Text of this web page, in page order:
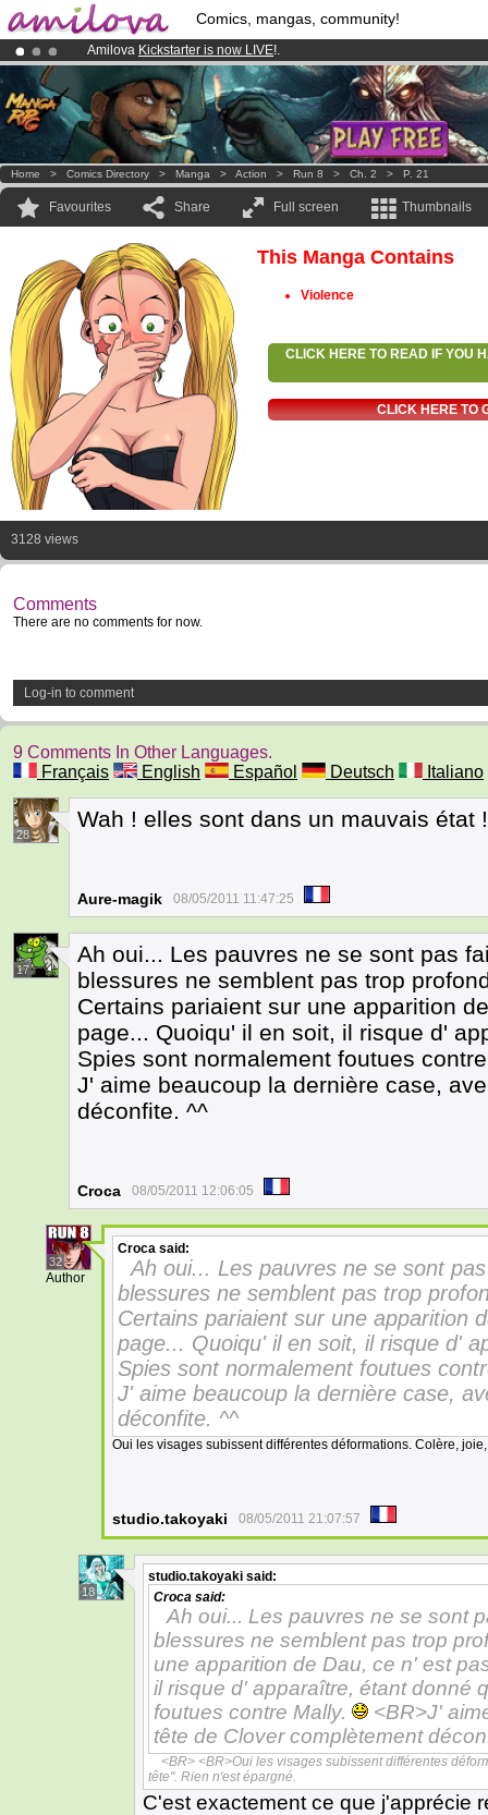
Comics, mangas, community!
Amilova Kickstarter is now LIVE!.
Already 100000membersand 1000comics & mangas!.
Premium membership from3.95 euros per month !Get membership
Home > Comics Directory > Manga > Action > Run 8 > Ch. 2 > P. 21
Favourites Share Full screen Thumbnails
This Manga Contains
Violence
CLICK HERE TO READ IF YOU
CLICK HERE TO
3128 views
Comments
There are no comments for now.
Log-in to comment
9 Comments In Other Languages.
Français
English Español Deutsch Italiano
28
Wah ! elles sont dans un mauvais état
Aure-magik 08/05/2011 11:47:25
17
Ah oui... Les pauvres ne se sont pas
blessures ne semblent pas trop
Certains pariaient sur une apparition
page... Quoiqu' il en soit, il risque d'
Spies sont normalement foutues
J' aime beaucoup la dernière case,
déconfite. ^^
Croca 08/05/2011 12:06:05
32
Author
Croca said:
Ah oui... Les pauvres ne se sont
blessures ne semblent pas trop
Certains pariaient sur une apparition
page... Quoiqu' il en soit, il risque d'
Spies sont normalement foutues
J' aime beaucoup la dernière case,
déconfite. ^^
Oui les visages subissent différentes déformations. Colère,
studio.takoyaki 08/05/2011 21:07:57
18
studio.takoyaki said:
Croca said:
Ah oui... Les pauvres ne se sont
blessures ne semblent pas trop
une apparition de Dau, ce n' est
il risque d' apparaître, étant donné
foutues contre Mally.
<BR>J'
tête de Clover complètement
<BR> <BR>Oui les visages subissent différentes
tête". Rien n'est épargné.
C'est exactement ce que j'apprécie